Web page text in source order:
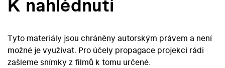
K nahlédnutí
Tyto materiály jsou chráněny autorským právem a není
možné je využívat. Pro účely propagace projekcí rádi
zašleme snímky z filmů k tomu určené.